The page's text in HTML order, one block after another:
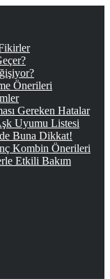
Önerileri
Gereken Hatalar
Uyumu Listesi
Buna Dikkat!
Kombin Önerileri
Etkili Bakım